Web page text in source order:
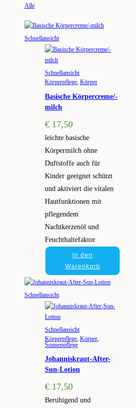
Alle
Schnellansicht
Schnellansicht
Körperpflege, Körper
Basische Körpercreme/-
milch
€ 17,50
leichte basische
Körpermilch ohne
Duftstoffe auch für
Kinder geeignet schützt
und aktiviert die vitalen
Hautfunktionen mit
pflegendem
Nachtkerzenöl und
Feuchthaltefaktor
In den
Warenkorb
Schnellansicht
Schnellansicht
Körperpflege Körper
Sonnenpflege
Johanniskraut-After-
Sun-Lotion
€ 17,50
Beruhigend und